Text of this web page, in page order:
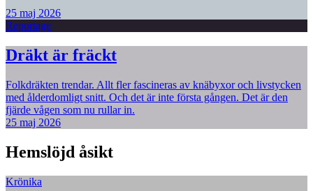
25 maj 2026
Reportage
Dräkt är fräckt
Folkdräkten trendar. Allt fler fascineras av knäbyxor och livstycken
med ålderdomligt snitt. Och det är inte första gången. Det är den
fjärde vågen som nu rullar in.
25 maj 2026
Hemslöjd åsikt
Krönika